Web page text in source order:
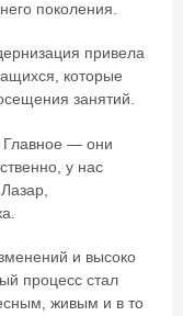
поколения.
привела
которые
занятий.
Главное — они
у нас
и высоко
процесс стал
живым и в то